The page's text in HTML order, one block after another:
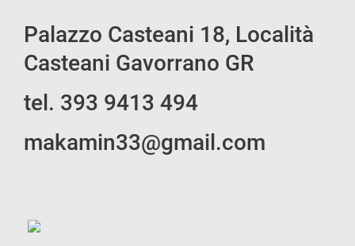
Palazzo Casteani 18, Località
Casteani Gavorrano GR
tel. 393 9413 494
makamin33@gmail.com